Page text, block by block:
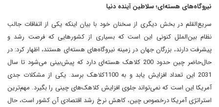
نیروگاه‌های هسته‌ای؛ سلاطین آینده دنیا
سریع‌القلم در بخش دیگری از سخنان خود با بیان اینکه یکی از اتفاقات جالب
نظام بین‌الملل کنونی این است که بسیاری از کشورهایی که فرصت رشد و
پیشرفت دارند، بزرگان جهان در زمینه نیروگاه‌های هسته‌ای هستند، اظهار کرد: در
حال‌حاضر چین حدود 200 کلاهک هسته‌ای دارد که پیش‌بینی می‌شود تا سال
2031 این تعداد افزایش یابد و به 1100کلاهک برسد. یکی از مشکلات جدی
آمریکا این است که نمی‌تواند جلوی افزایش کلاهک‌های چینی را بگیرد. مهم‌ترین
استراتژی آمریکا درخصوص چین، کاهش نرخ رشد اقتصادی آن کشور است، حال